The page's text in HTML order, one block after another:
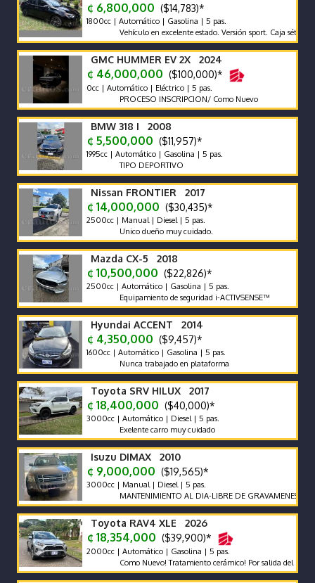
¢ 6,800,000 ($14,783)*
1800cc | Automático | Gasolina | 5 pas.
Vehículo en excelente estado. Versión sport. Caja sétima
GMC HUMMER EV 2X 2024
¢ 46,000,000 ($100,000)*
0cc | Automático | Eléctrico | 5 pas.
PROCESO INSCRIPCION/ Como Nuevo
BMW 318 I 2008
¢ 5,500,000 ($11,957)*
1995cc | Automático | Gasolina | 5 pas.
TIPO DEPORTIVO
Nissan FRONTIER 2017
¢ 14,000,000 ($30,435)*
2500cc | Manual | Diesel | 5 pas.
Unico dueño muy cuidado.
Mazda CX-5 2018
¢ 10,500,000 ($22,826)*
2500cc | Automático | Gasolina | 5 pas.
Equipamiento de seguridad i-ACTIVSENSE™
Hyundai ACCENT 2014
¢ 4,350,000 ($9,457)*
1600cc | Automático | Gasolina | 5 pas.
Nunca trabajado en plataforma
Toyota SRV HILUX 2017
¢ 18,400,000 ($40,000)*
3000cc | Automático | Diesel | 5 pas.
Exelente carro muy cuidado
Isuzu DIMAX 2010
¢ 9,000,000 ($19,565)*
3000cc | Manual | Diesel | 5 pas.
MANTENIMIENTO AL DIA-LIBRE DE GRAVAMENES-
Toyota RAV4 XLE 2026
¢ 18,354,000 ($39,900)*
2000cc | Automático | Gasolina | 5 pas.
Como Nuevo! Tratamiento cerámico! Por salida del país no